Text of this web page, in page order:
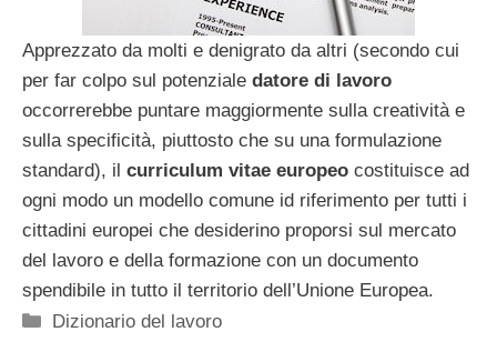
Apprezzato da molti e denigrato da altri (secondo cui
per far colpo sul potenziale datore di lavoro
occorrerebbe puntare maggiormente sulla creatività e
sulla specificità, piuttosto che su una formulazione
standard), il curriculum vitae europeo costituisce ad
ogni modo un modello comune id riferimento per tutti i
cittadini europei che desiderino proporsi sul mercato
del lavoro e della formazione con un documento
spendibile in tutto il territorio dell’Unione Europea.
Categorie
Dizionario del lavoro